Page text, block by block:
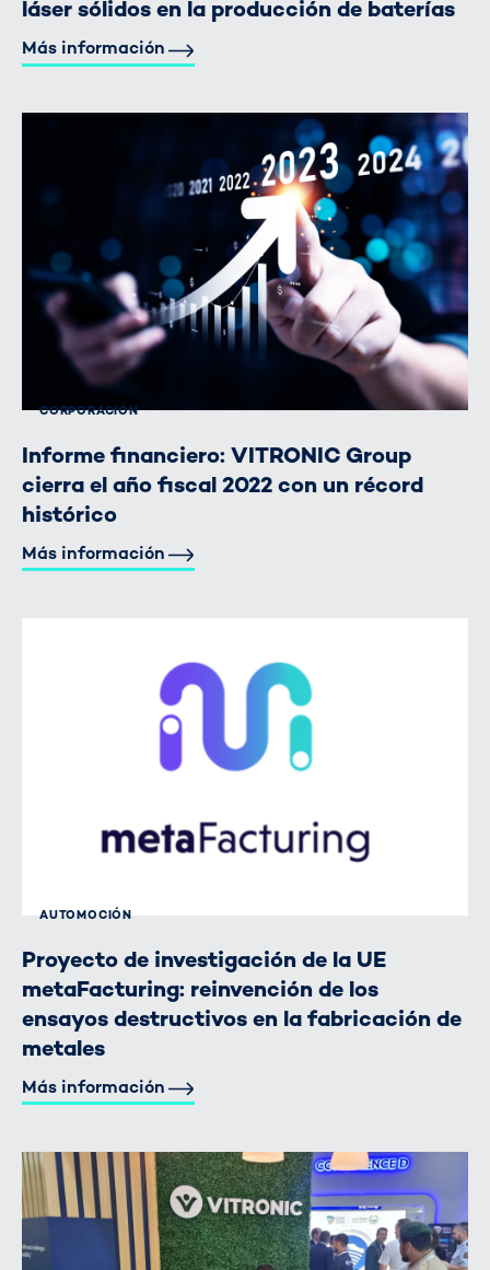
láser sólidos en la producción de baterías
Más información
CORPORACIÓN
Informe financiero: VITRONIC Group
cierra el año fiscal 2022 con un récord
histórico
Más información
AUTOMOCIÓN
Proyecto de investigación de la UE
metaFacturing: reinvención de los
ensayos destructivos en la fabricación de
metales
Más información